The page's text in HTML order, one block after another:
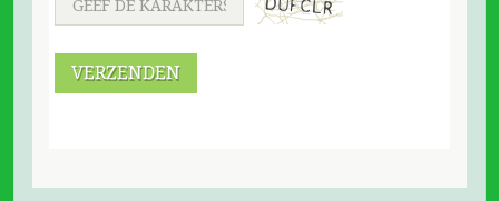
VERZENDEN